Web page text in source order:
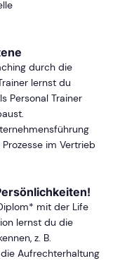
durch die
lernst du
Personal Trainer
im Vertrieb
mit der Life
lernst du die
z. B.
Aufrechterhaltung